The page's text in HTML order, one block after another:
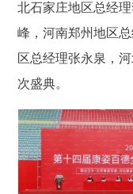
北石家庄地区总经
峰，河南郑州地区
区总经理张永泉，
次盛典。